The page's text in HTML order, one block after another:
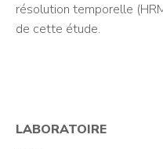
résolution temporelle
de cette étude.
LABORATOIRE